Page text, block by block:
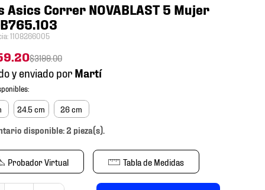
Asics Correr NOVABLAST 5 Mujer
:1108266005
.20$3199.00
y enviado por
24.5 cm 26 cm
disponible: 2 pieza(s).
Probador Virtual Tabla de Medidas